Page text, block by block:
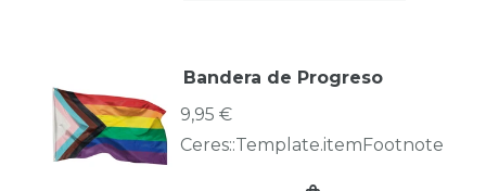
Bandera de Progreso
9,95 €
Ceres::Template.itemFootnote